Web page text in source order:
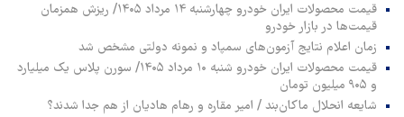
قیمت محصولات ایران خودرو چهارشنبه ۱۴ مرداد ۱۴۰۵/ ریزش همزمان
قیمت‌ها در بازار خودرو
زمان اعلام نتایج آزمون‌های سمپاد و نمونه دولتی مشخص شد
قیمت محصولات ایران خودرو شنبه ۱۰ مرداد ۱۴۰۵/ سورن پلاس یک میلیارد
و ۹۰۵ میلیون تومان
شایعه انحلال ماکان‌بند / امیر مقاره و رهام هادیان از هم جدا شدند؟